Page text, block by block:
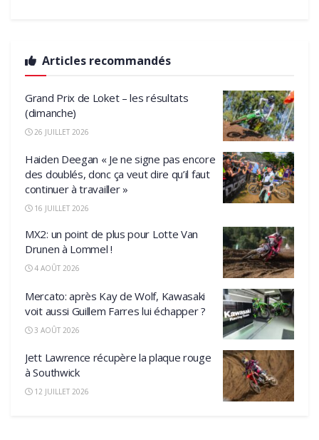
Articles recommandés
Grand Prix de Loket – les résultats
(dimanche)
26 JUILLET 2026
Haiden Deegan « Je ne signe pas encore
des doublés, donc ça veut dire qu’il faut
continuer à travailler »
16 JUILLET 2026
MX2: un point de plus pour Lotte Van
Drunen à Lommel !
4 AOÛT 2026
Mercato: après Kay de Wolf, Kawasaki
voit aussi Guillem Farres lui échapper ?
3 AOÛT 2026
Jett Lawrence récupère la plaque rouge
à Southwick
12 JUILLET 2026